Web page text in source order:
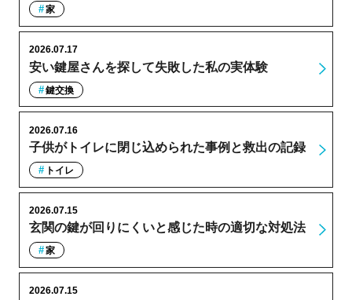
家
安い鍵屋さんを探して失敗した私の実体験
2026.07.17
鍵交換
子供がトイレに閉じ込められた事例と救出の記録
2026.07.16
トイレ
玄関の鍵が回りにくいと感じた時の適切な対処法
2026.07.15
家
2026.07.15